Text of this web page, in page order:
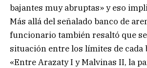
bajantes muy abruptas» y eso
Más allá del señalado banco de
funcionario también resaltó que
situación entre los límites de cada
«Entre Arazaty I y Malvinas II, la